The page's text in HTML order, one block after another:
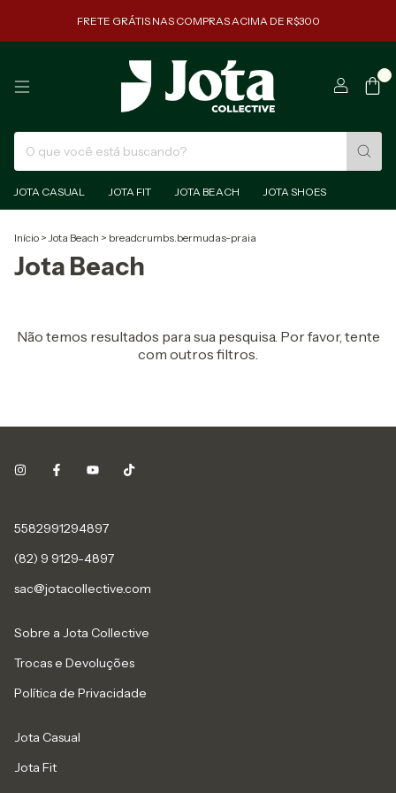
FRETE GRÁTIS NAS COMPRAS ACIMA DE R$300
JOTA CASUAL JOTA FIT JOTA BEACH JOTA SHOES
Início > Jota Beach > breadcrumbs.bermudas-praia
Jota Beach
Não temos resultados para sua pesquisa. Por favor, tente
com outros filtros.
5582991294897
(82) 9 9129-4897
sac@jotacollective.com
Sobre a Jota Collective
Trocas e Devoluções
Política de Privacidade
Jota Casual
Jota Fit